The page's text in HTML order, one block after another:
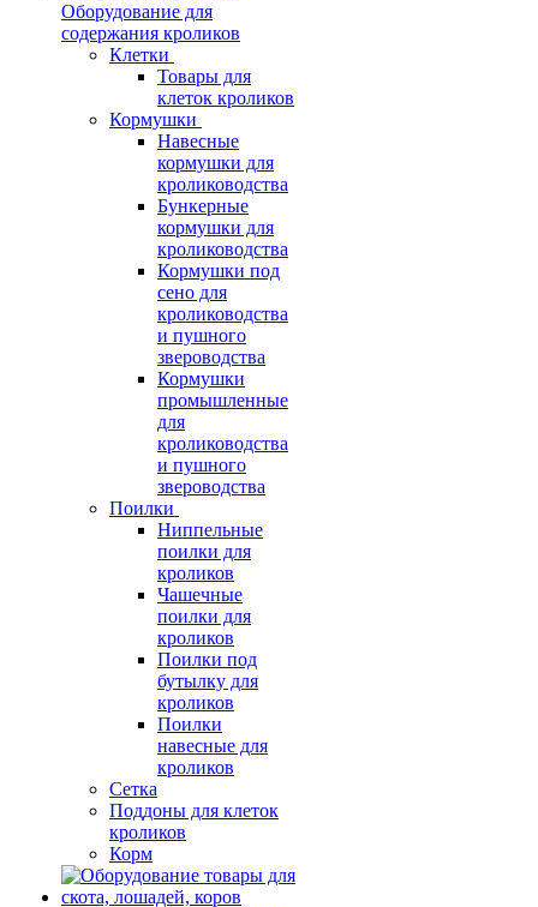
Оборудование для
содержания кроликов
Клетки
Товары для
клеток кроликов
Кормушки
Навесные
кормушки для
кролиководства
Бункерные
кормушки для
кролиководства
Кормушки под
сено для
кролиководства
и пушного
звероводства
Кормушки
промышленные
для
кролиководства
и пушного
звероводства
Поилки
Ниппельные
поилки для
кроликов
Чашечные
поилки для
кроликов
Поилки под
бутылку для
кроликов
Поилки
навесные для
кроликов
Сетка
Поддоны для клеток
кроликов
Корм